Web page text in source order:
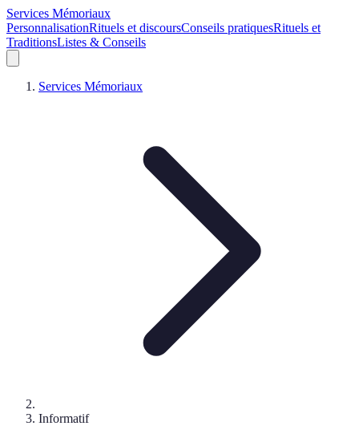
Services Mémoriaux
PersonnalisationRituels et discoursConseils pratiquesRituels et
TraditionsListes & Conseils
Services Mémoriaux
Informatif